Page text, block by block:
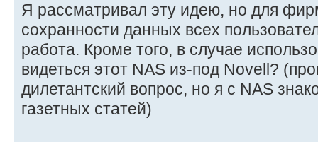
Я рассматривал эту идею, но для
сохранности данных всех
работа. Кроме того, в случае
видеться этот NAS из-под Novell?
дилетантский вопрос, но я с NAS
газетных статей)